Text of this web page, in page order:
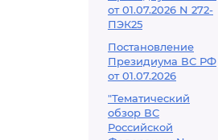
от 01.07.2026 N 272-
ПЭК25
Постановление
Президиума ВС РФ
от 01.07.2026
"Тематический
обзор ВС
Российской